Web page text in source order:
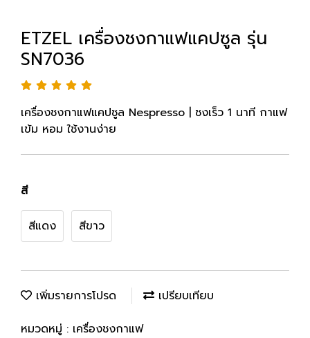
ETZEL เครื่องชงกาแฟแคปซูล รุ่น
SN7036
เครื่องชงกาแฟแคปซูล Nespresso | ชงเร็ว 1 นาที กาแฟ
เข้ม หอม ใช้งานง่าย
สี
สีแดง สีขาว
เพิ่มรายการโปรด
เปรียบเทียบ
หมวดหมู่ : เครื่องชงกาแฟ